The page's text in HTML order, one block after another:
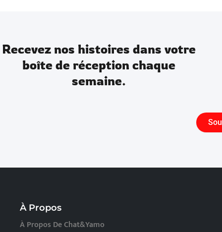
Recevez nos histoires dans votre
boîte de réception chaque
semaine.
À Propos
À Propos De Chat&Yamo